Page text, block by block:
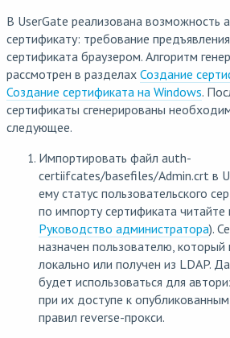
В UserGate реализована возможность
сертификату: требование
сертификата браузером. Алгоритм
рассмотрен в разделах Создание
Создание сертификата на Windows.
сертификаты сгенерированы
следующее.
Импортировать файл auth-
certiifcates/basefiles/Admin.crt в
ему статус пользовательского
по импорту сертификата читайте
Руководство администратора).
назначен пользователю,
локально или получен из LDAP.
будет использоваться для
при их доступе к
правил reverse-прокси.